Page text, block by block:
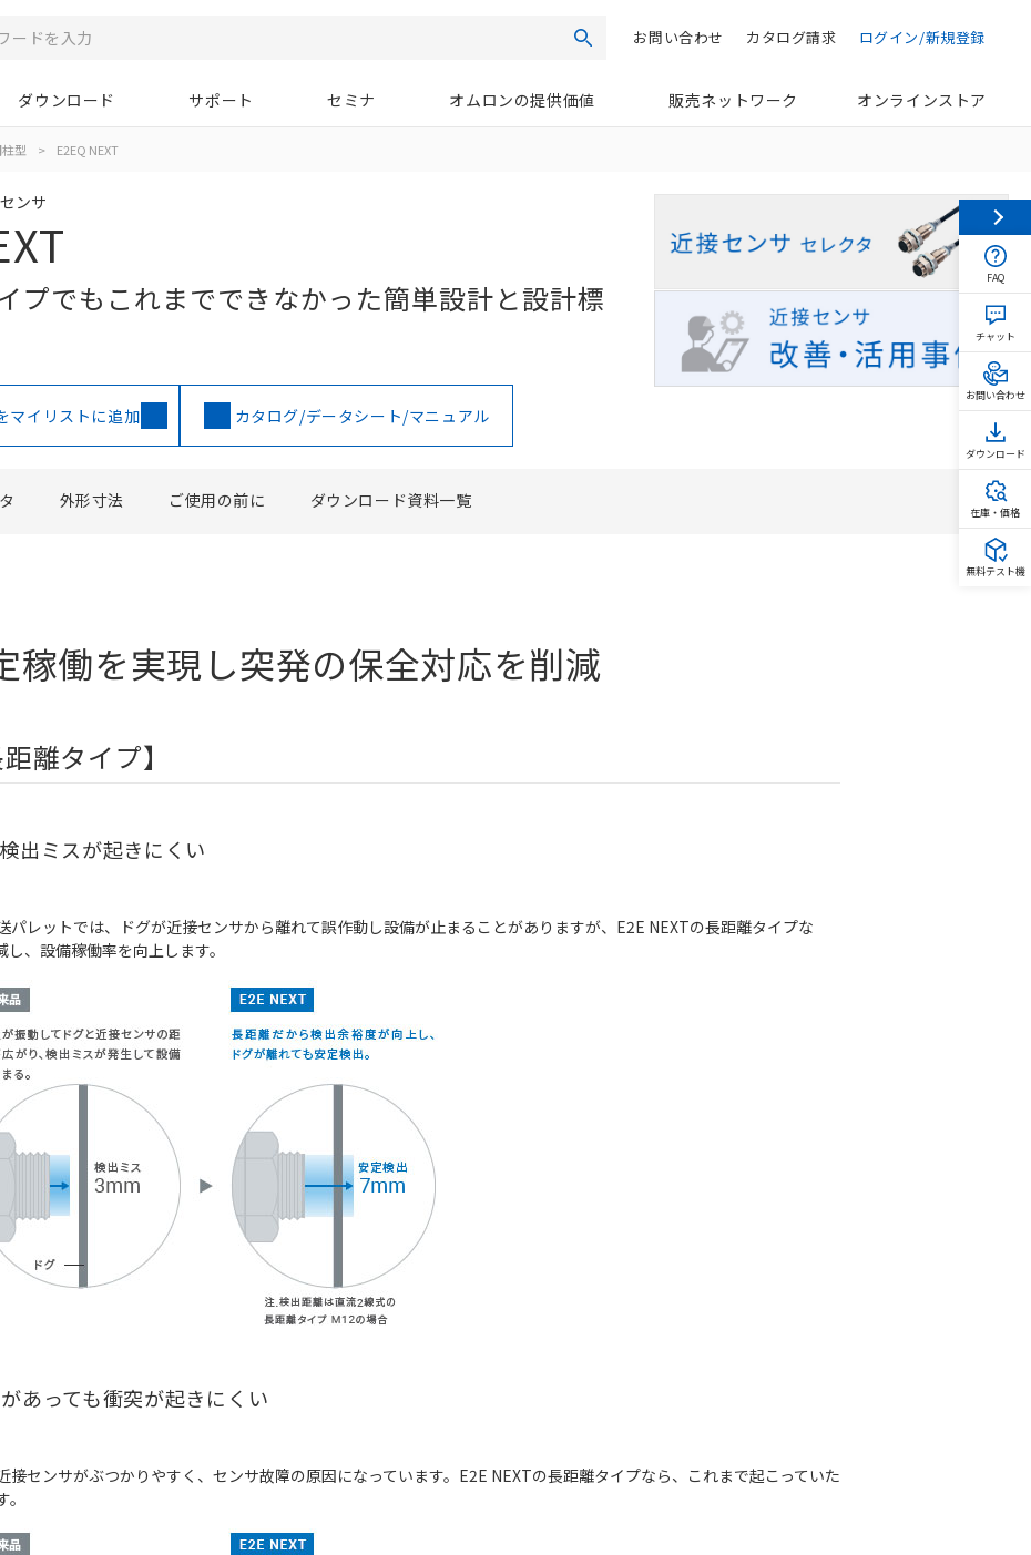
検索 ログイン/新規登録
カタログ請求
お問い合わせ
ダウンロード サポート セミナ オムロンの提供価値 販売ネットワーク オンラインストア
型 > E2EQ NEXT
ンサ
プでもこれまでできなかった簡単設計と設計標
マイリストに追加 カタログ/データシート/マニュアル
外形寸法 ご使用の前に ダウンロード資料一覧
稼働を実現し突発の保全対応を削減
離タイプ】
出ミスが起きにくい
パレットでは、ドグが近接センサから離れて誤作動し設備が止まることがありますが、E2E NEXTの長距離タイプな
、設備稼働率を向上します。
あっても衝突が起きにくい
接センサがぶつかりやすく、センサ故障の原因になっています。E2E NEXTの長距離タイプなら、これまで起こっていた
FAQ
チャット
お問い合わせ
ダウンロード
在庫・価格
無料テスト機